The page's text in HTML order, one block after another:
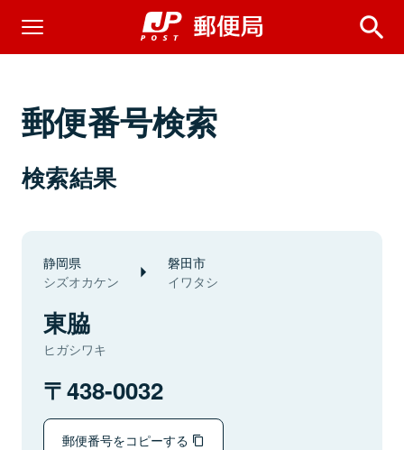
郵便番号検索
検索結果
静岡県
シズオカケン
磐田市
イワタシ
東脇
ヒガシワキ
438-0032
郵便番号をコピーする